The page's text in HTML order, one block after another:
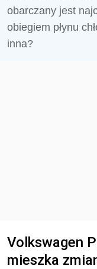
obarczany jest
obiegiem płynu
inna?
Volkswagen
mieszka